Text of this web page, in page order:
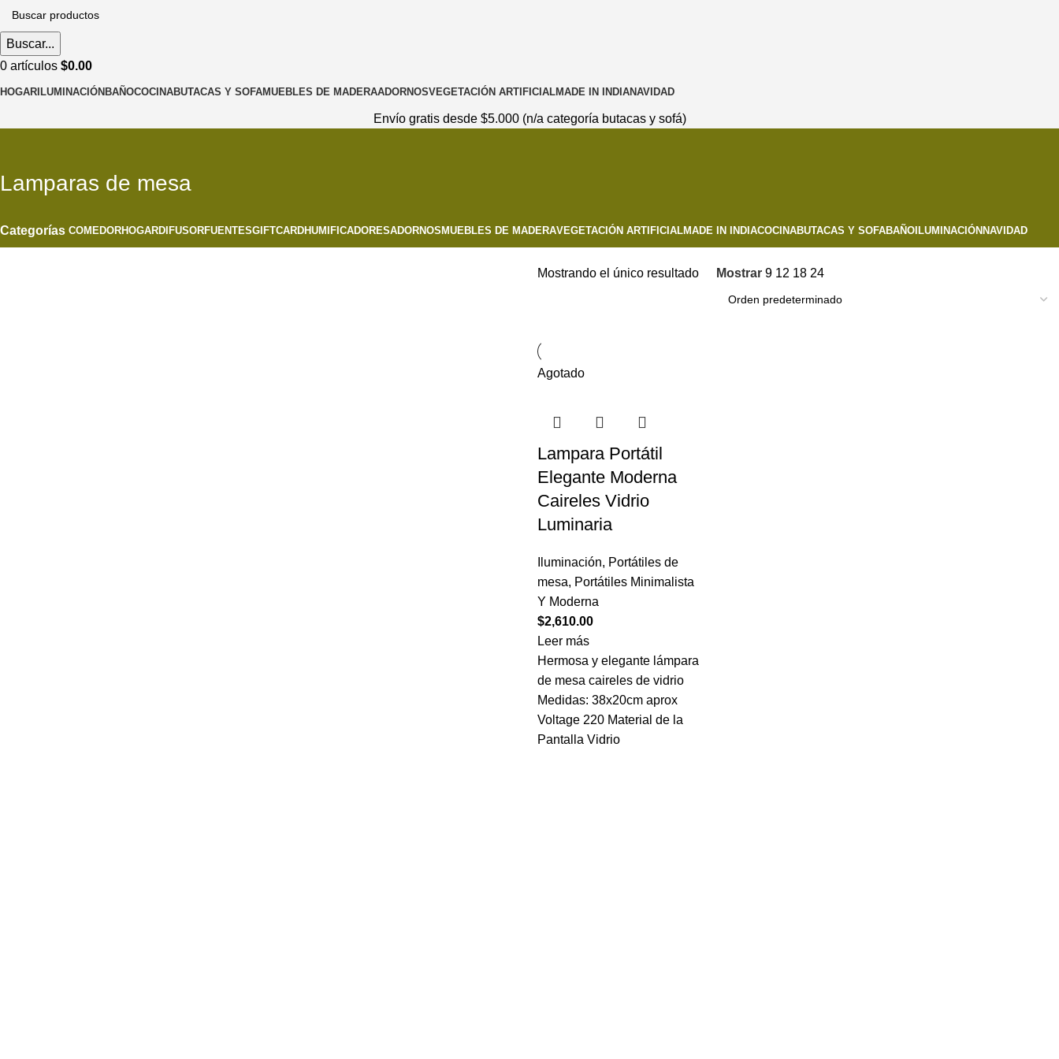
Buscar...
0 artículos $0.00
HOGAR ILUMINACIÓN BAÑOCOCINABUTACAS Y SOFAMUEBLES DE MADERAADORNOSVEGETACIÓN ARTIFICIALMADE IN INDIANAVIDAD
Envío gratis desde $5.000 (n/a categoría butacas y sofá)
Lamparas de mesa
Categorías COMEDORHOGARDIFUSORFUENTESGIFTCARDHUMIFICADORESADORNOS MUEBLES DE MADERAVEGETACIÓN ARTIFICIALMADE IN INDIACOCINABUTACAS Y SOFABAÑO ILUMINACIÓN NAVIDAD
Mostrando el único resultado Mostrar9 12 18 24
Agotado
Lampara Portátil
Elegante Moderna
Caireles Vidrio
Luminaria
Iluminación, Portátiles de
mesa, Portátiles Minimalista
Y Moderna
$2,610.00
Leer más
Hermosa y elegante lámpara
de mesa caireles de vidrio
Medidas: 38x20cm aprox
Voltage 220 Material de la
Pantalla Vidrio